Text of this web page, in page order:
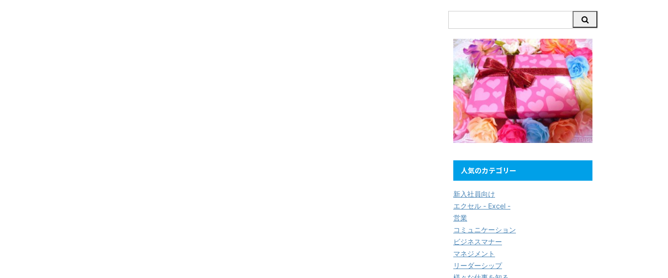
人気のカテゴリー
新入社員向け
エクセル - Excel -
営業
コミュニケーション
ビジネスマナー
マネジメント
リーダーシップ